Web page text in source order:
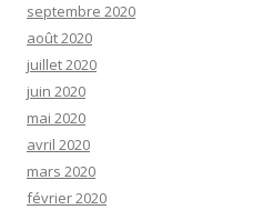
septembre 2020
août 2020
juillet 2020
juin 2020
mai 2020
avril 2020
mars 2020
février 2020